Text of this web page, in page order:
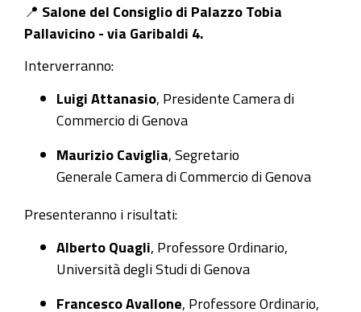
andamenti
società
liguri,
Alberto
📍 Salone del Consiglio di Palazzo Tobia
Pallavicino - via Garibaldi 4.
Interverranno:
Luigi Attanasio , Presidente Camera di
Commercio di Genova
Maurizio Caviglia , Segretario
Generale Camera di Commercio di Genova
Presenteranno i risultati:
Alberto Quagli , Professore Ordinario,
Università degli Studi di Genova
Francesco Avallone , Professore Ordinario,